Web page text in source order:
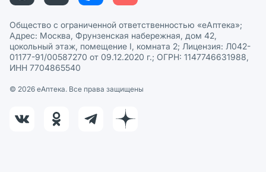
Общество с ограниченной ответственностью «еАптека»;
Адрес: Москва, Фрунзенская набережная, дом 42,
цокольный этаж, помещение I, комната 2; Лицензия: Л042-
01177-91/00587270 от 09.12.2020 г.; ОГРН: 1147746631988,
ИНН 7704865540
© 2026 eАптека. Все права защищены